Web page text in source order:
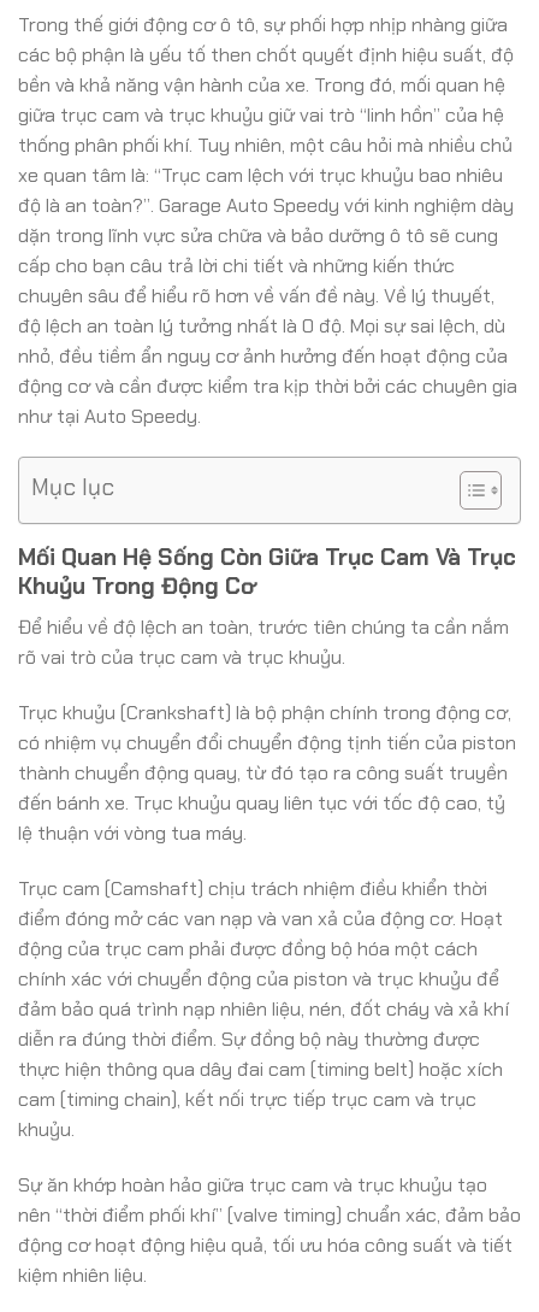
Trong thế giới động cơ ô tô, sự phối hợp nhịp nhàng giữa
các bộ phận là yếu tố then chốt quyết định hiệu suất, độ
bền và khả năng vận hành của xe. Trong đó, mối quan hệ
giữa trục cam và trục khuỷu giữ vai trò “linh hồn” của hệ
thống phân phối khí. Tuy nhiên, một câu hỏi mà nhiều chủ
xe quan tâm là: “Trục cam lệch với trục khuỷu bao nhiêu
độ là an toàn?”. Garage Auto Speedy với kinh nghiệm dày
dặn trong lĩnh vực sửa chữa và bảo dưỡng ô tô sẽ cung
cấp cho bạn câu trả lời chi tiết và những kiến thức
chuyên sâu để hiểu rõ hơn về vấn đề này. Về lý thuyết,
độ lệch an toàn lý tưởng nhất là 0 độ. Mọi sự sai lệch, dù
nhỏ, đều tiềm ẩn nguy cơ ảnh hưởng đến hoạt động của
động cơ và cần được kiểm tra kịp thời bởi các chuyên gia
như tại Auto Speedy.
Mục lục
Mối Quan Hệ Sống Còn Giữa Trục Cam Và Trục
Khuỷu Trong Động Cơ
Để hiểu về độ lệch an toàn, trước tiên chúng ta cần nắm
rõ vai trò của trục cam và trục khuỷu.
Trục khuỷu (Crankshaft) là bộ phận chính trong động cơ,
có nhiệm vụ chuyển đổi chuyển động tịnh tiến của piston
thành chuyển động quay, từ đó tạo ra công suất truyền
đến bánh xe. Trục khuỷu quay liên tục với tốc độ cao, tỷ
lệ thuận với vòng tua máy.
Trục cam (Camshaft) chịu trách nhiệm điều khiển thời
điểm đóng mở các van nạp và van xả của động cơ. Hoạt
động của trục cam phải được đồng bộ hóa một cách
chính xác với chuyển động của piston và trục khuỷu để
đảm bảo quá trình nạp nhiên liệu, nén, đốt cháy và xả khí
diễn ra đúng thời điểm. Sự đồng bộ này thường được
thực hiện thông qua dây đai cam (timing belt) hoặc xích
cam (timing chain), kết nối trực tiếp trục cam và trục
khuỷu.
Sự ăn khớp hoàn hảo giữa trục cam và trục khuỷu tạo
nên “thời điểm phối khí” (valve timing) chuẩn xác, đảm bảo
động cơ hoạt động hiệu quả, tối ưu hóa công suất và tiết
kiệm nhiên liệu.